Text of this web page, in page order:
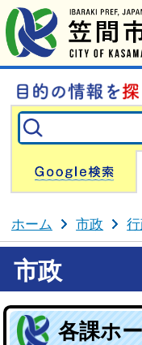
ホーム 市政
市政
各課ホ